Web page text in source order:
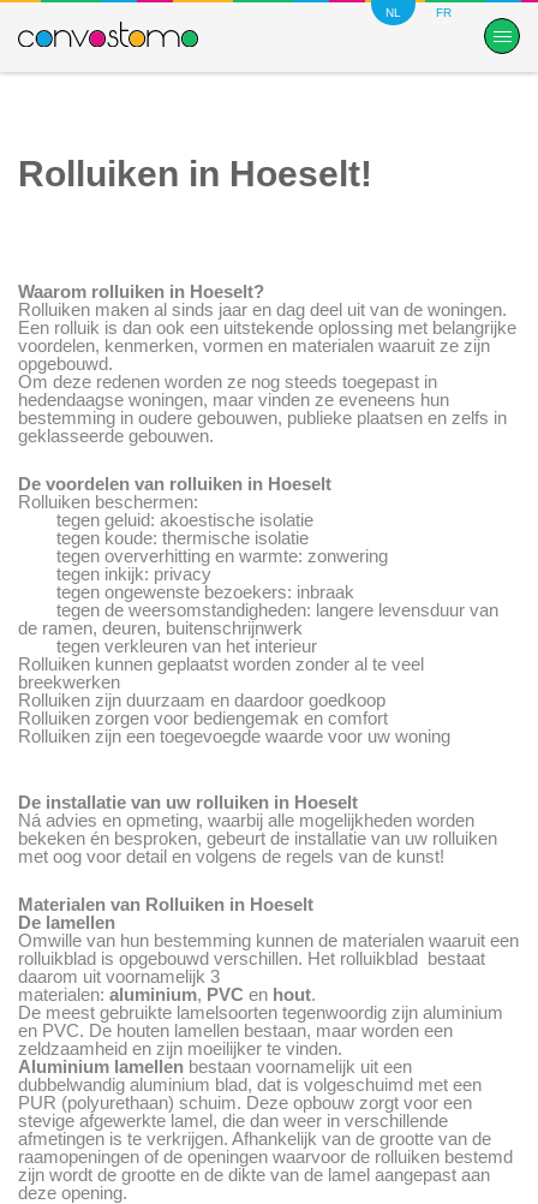
NL FR
Rolluiken in Hoeselt!
Waarom rolluiken in Hoeselt?
Rolluiken maken al sinds jaar en dag deel uit van de woningen.
Een rolluik is dan ook een uitstekende oplossing met belangrijke
voordelen, kenmerken, vormen en materialen waaruit ze zijn
opgebouwd.
Om deze redenen worden ze nog steeds toegepast in
hedendaagse woningen, maar vinden ze eveneens hun
bestemming in oudere gebouwen, publieke plaatsen en zelfs in
geklasseerde gebouwen.
De voordelen van rolluiken in Hoeselt
Rolluiken beschermen:
tegen geluid: akoestische isolatie
tegen koude: thermische isolatie
tegen oververhitting en warmte: zonwering
tegen inkijk: privacy
tegen ongewenste bezoekers: inbraak
tegen de weersomstandigheden: langere levensduur van
de ramen, deuren, buitenschrijnwerk
tegen verkleuren van het interieur
Rolluiken kunnen geplaatst worden zonder al te veel
breekwerken
Rolluiken zijn duurzaam en daardoor goedkoop
Rolluiken zorgen voor bediengemak en comfort
Rolluiken zijn een toegevoegde waarde voor uw woning
De installatie van uw rolluiken in Hoeselt
Ná advies en opmeting, waarbij alle mogelijkheden worden
bekeken én besproken, gebeurt de installatie van uw rolluiken
met oog voor detail en volgens de regels van de kunst!
Materialen van Rolluiken in Hoeselt
De lamellen
Omwille van hun bestemming kunnen de materialen waaruit een
rolluikblad is opgebouwd verschillen. Het rolluikblad bestaat
daarom uit voornamelijk 3
materialen: aluminium, PVC en hout.
De meest gebruikte lamelsoorten tegenwoordig zijn aluminium
en PVC. De houten lamellen bestaan, maar worden een
zeldzaamheid en zijn moeilijker te vinden.
Aluminium lamellen bestaan voornamelijk uit een
dubbelwandig aluminium blad, dat is volgeschuimd met een
PUR (polyurethaan) schuim. Deze opbouw zorgt voor een
stevige afgewerkte lamel, die dan weer in verschillende
afmetingen is te verkrijgen. Afhankelijk van de grootte van de
raamopeningen of de openingen waarvoor de rolluiken bestemd
zijn wordt de grootte en de dikte van de lamel aangepast aan
deze opening.